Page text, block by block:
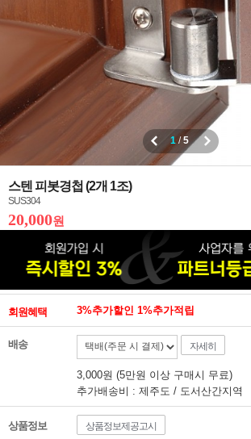
1 /5
스텐 피봇경첩 (2개 1조)
SUS304
20,000원
회원혜택 3%추가할인 1%추가적립
배송 자세히
3,000원 (5만원 이상 구매시 무료)
추가배송비 : 제주도 / 도서산간지역
상품정보 상품정보제공고시